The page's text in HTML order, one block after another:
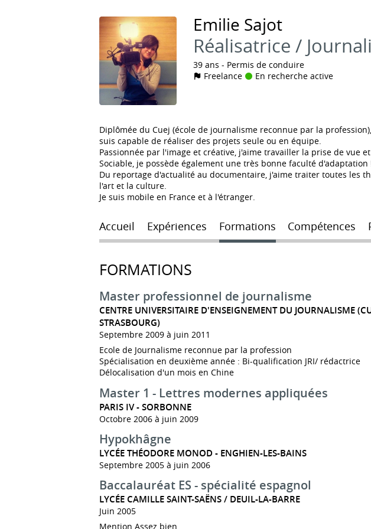
Emilie Sajot
Réalisatrice /
39 ans Permis de conduire
Freelance
En recherche active
Diplômée du Cuej (école de journalisme reconnue par la
suis capable de réaliser des projets seule ou en équipe.
Passionnée par l'image et créative, j'aime travailler la prise de vue
Sociable, je possède également une très bonne faculté d'adaptation
Du reportage d'actualité au documentaire, j'aime traiter toutes les
l'art et la culture.
Je suis mobile en France et à l'étranger.
Accueil Expériences Formations Compétences
FORMATIONS
Master professionnel de journalisme
CENTRE UNIVERSITAIRE D'ENSEIGNEMENT DU JOURNALISME
STRASBOURG)
Septembre 2009 à juin 2011
Ecole de Journalisme reconnue par la profession
Spécialisation en deuxième année : Bi-qualification JRI/ rédactrice
Délocalisation d'un mois en Chine
Master 1 - Lettres modernes appliquées
PARIS IV - SORBONNE
Octobre 2006 à juin 2009
Hypokhâgne
LYCÉE THÉODORE MONOD - ENGHIEN-LES-BAINS
Septembre 2005 à juin 2006
Baccalauréat ES - spécialité espagnol
LYCÉE CAMILLE SAINT-SAËNS / DEUIL-LA-BARRE
Juin 2005
Mention Assez bien